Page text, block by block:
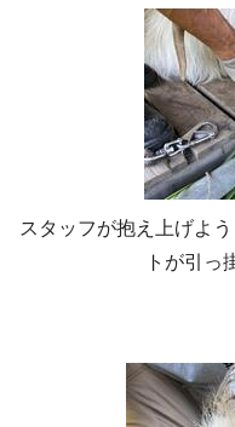
スタッフが抱え上げよ
トが引っ